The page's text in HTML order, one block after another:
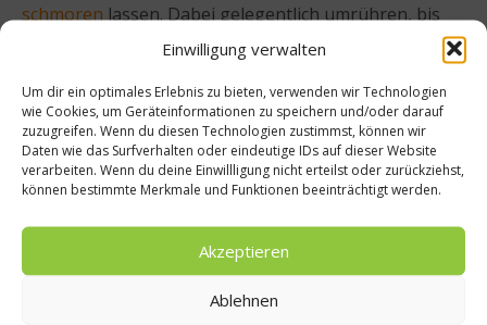
Einwilligung verwalten
Um dir ein optimales Erlebnis zu bieten, verwenden wir Technologien
wie Cookies, um Geräteinformationen zu speichern und/oder darauf
zuzugreifen. Wenn du diesen Technologien zustimmst, können wir
Daten wie das Surfverhalten oder eindeutige IDs auf dieser Website
verarbeiten. Wenn du deine Einwillligung nicht erteilst oder zurückziehst,
können bestimmte Merkmale und Funktionen beeinträchtigt werden.
Akzeptieren
Ablehnen
schmorenlassen. Dabei gelegentlich umrühren, bis
das Fleisch butterzart ist und die Sauce eine cremige
Vor dem Servieren Zitronengras und Blätter
entfernen, mit Salz und Pfefferabschmeckenund mit
Röstzwiebeln sowie gerösteten Kokosflocken
Jasminreis.
Im Bawah Reserve endet Genuss nicht auf dem Teller.